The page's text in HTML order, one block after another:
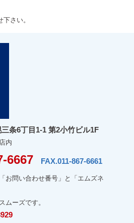
さい。
条6丁目1-1 第2小竹ビル1F
内
6667 FAX.011-867-6661
お問い合わせ番号」と「エムズネ
ムーズです。